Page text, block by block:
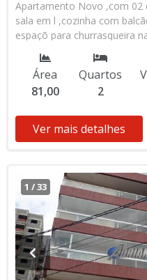
Apartamento Novo ,com
sala em l ,cozinha com
espaçõ para churrasqueira
para o Mar . Sacada por
elevadores . Salões de
Ascessibilidade . Bairro
Área
81,00
Quartos
2
Ver mais detalhes
1 /33